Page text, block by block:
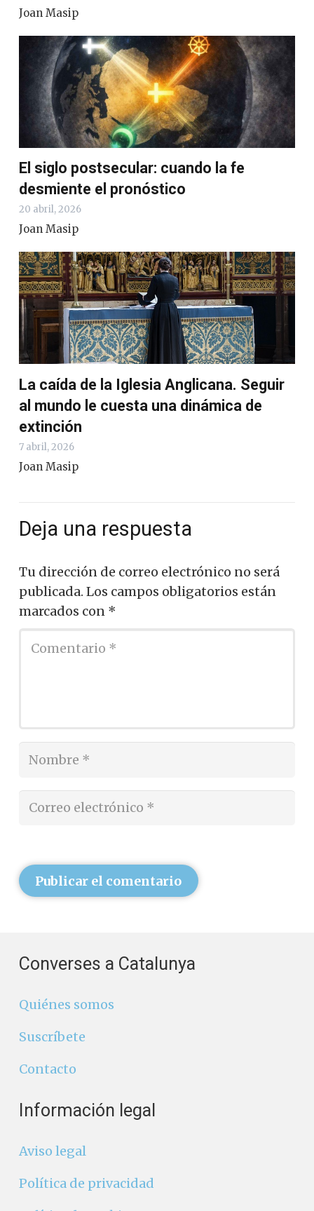
Joan Masip
El siglo postsecular: cuando la fe
desmiente el pronóstico
20 abril, 2026
Joan Masip
La caída de la Iglesia Anglicana. Seguir
al mundo le cuesta una dinámica de
extinción
7 abril, 2026
Joan Masip
Deja una respuesta
Tu dirección de correo electrónico no será
publicada. Los campos obligatorios están
marcados con *
Publicar el comentario
Converses a Catalunya
Quiénes somos
Suscríbete
Contacto
Información legal
Aviso legal
Política de privacidad